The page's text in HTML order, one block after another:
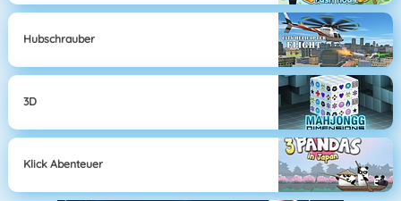
Hubschrauber
3D
Klick Abenteuer